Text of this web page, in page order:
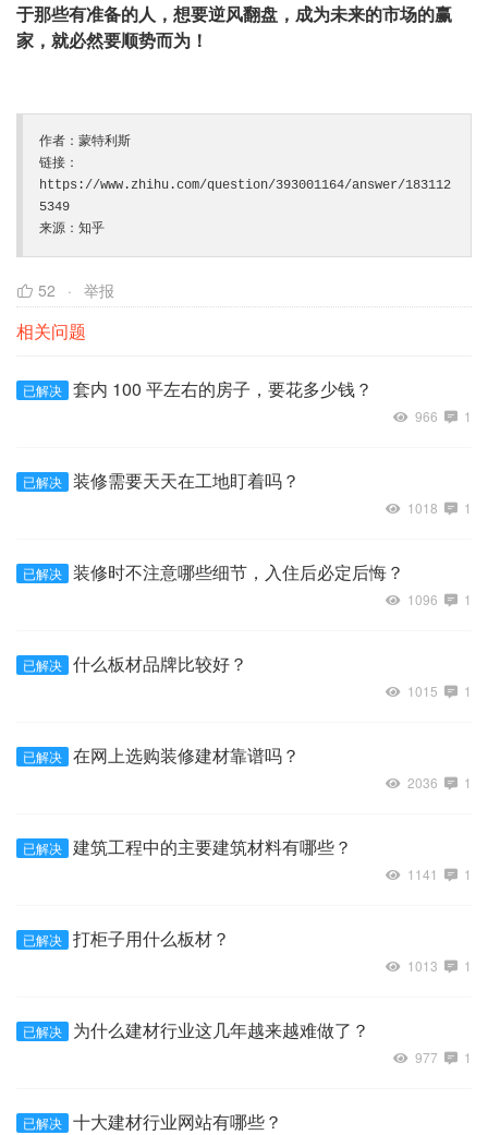
于那些有准备的人，想要逆风翻盘，成为未来的市场的赢
家，就必然要顺势而为！
作者：蒙特利斯
链接：
https://www.zhihu.com/question/393001164/answer/183112
5349
来源：知乎
52 举报
相关问题
已解决 套内 100 平左右的房子，要花多少钱？
966 1
已解决 装修需要天天在工地盯着吗？
1018 1
已解决 装修时不注意哪些细节，入住后必定后悔？
1096 1
已解决 什么板材品牌比较好？
1015 1
已解决 在网上选购装修建材靠谱吗？
2036 1
已解决 建筑工程中的主要建筑材料有哪些？
1141 1
已解决 打柜子用什么板材？
1013 1
已解决 为什么建材行业这几年越来越难做了？
977 1
已解决 十大建材行业网站有哪些？